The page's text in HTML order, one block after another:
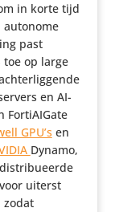
in korte tijd
autonome
past
op large
en AI-
Forti­AI­Gate
GPU’s en
Dynamo,
uiterst
zodat